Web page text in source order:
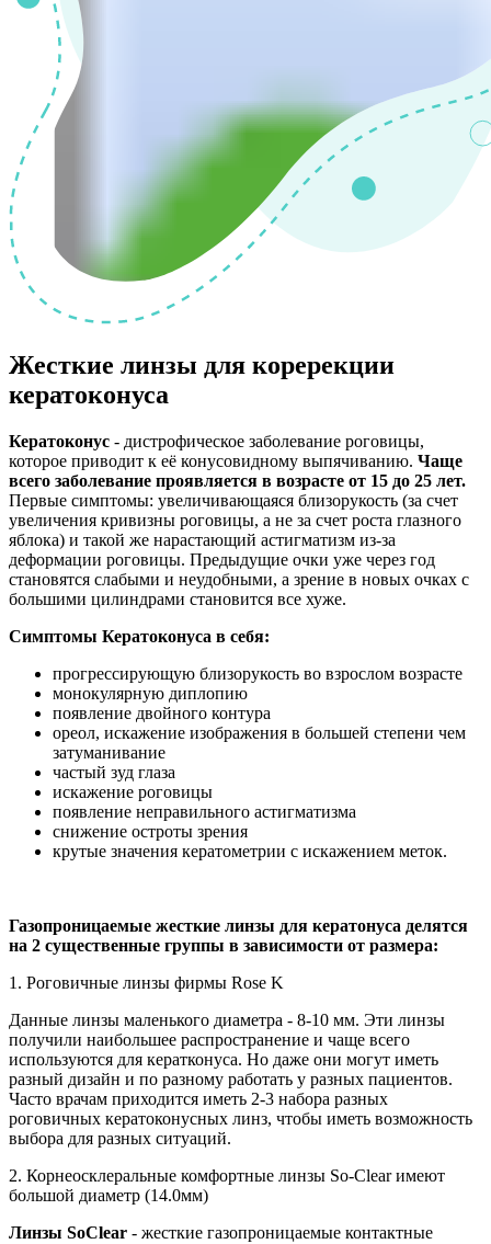
Жесткие линзы для коререкции
кератоконуса
Кератоконус - дистрофическое заболевание роговицы,
которое приводит к её конусовидному выпячиванию. Чаще
всего заболевание проявляется в возрасте от 15 до 25 лет.
Первые симптомы: увеличивающаяся близорукость (за счет
увеличения кривизны роговицы, а не за счет роста глазного
яблока) и такой же нарастающий астигматизм из-за
деформации роговицы. Предыдущие очки уже через год
становятся слабыми и неудобными, а зрение в новых очках с
большими цилиндрами становится все хуже.
Симптомы Кератоконуса в себя:
прогрессирующую близорукость во взрослом возрасте
монокулярную диплопию
появление двойного контура
ореол, искажение изображения в большей степени чем
затуманивание
частый зуд глаза
искажение роговицы
появление неправильного астигматизма
снижение остроты зрения
крутые значения кератометрии с искажением меток.
Газопроницаемые жесткие линзы для кератонуса делятся
на 2 существенные группы в зависимости от размера:
1. Роговичные линзы фирмы Rose K
Данные линзы маленького диаметра - 8-10 мм. Эти линзы
получили наибольшее распространение и чаще всего
используются для кератконуса. Но даже они могут иметь
разный дизайн и по разному работать у разных пациентов.
Часто врачам приходится иметь 2-3 набора разных
роговичных кератоконусных линз, чтобы иметь возможность
выбора для разных ситуаций.
2. Корнеосклеральные комфортные линзы So-Clear имеют
большой диаметр (14.0мм)
Линзы SoClear - жесткие газопроницаемые контактные